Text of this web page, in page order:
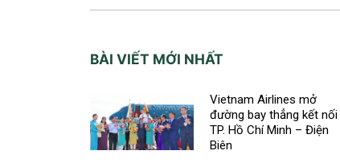
BÀI VIẾT MỚI NHẤT
Vietnam Airlines mở
đường bay thẳng kết nối
TP. Hồ Chí Minh – Điện
Biên